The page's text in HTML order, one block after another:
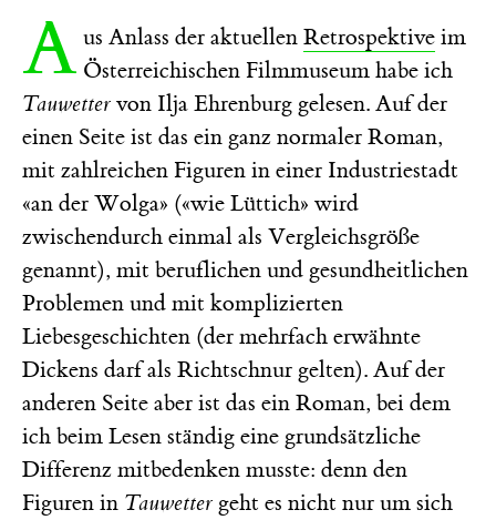
A us Anlass der aktuellen Retrospektive im
Österreichischen Filmmuseum habe ich
Tauwetter von Ilja Ehrenburg gelesen. Auf der
einen Seite ist das ein ganz normaler Roman,
mit zahlreichen Figuren in einer Industriestadt
«an der Wolga» («wie Lüttich» wird
zwischendurch einmal als Vergleichsgröße
genannt), mit beruflichen und gesundheitlichen
Problemen und mit komplizierten
Liebesgeschichten (der mehrfach erwähnte
Dickens darf als Richtschnur gelten). Auf der
anderen Seite aber ist das ein Roman, bei dem
ich beim Lesen ständig eine grundsätzliche
Differenz mitbedenken musste: denn den
Figuren in Tauwetter geht es nicht nur um sich